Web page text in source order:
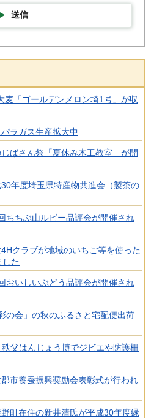
送信
麦「ゴールデンメロン埼1号」が収
ラガス生産拡大中
ばさん祭「夏休み木工教室」が開
年度埼玉県特産物共進会（製茶の
ちちぶ山ルビー品評会が開催され
クラブが地域のいちご等を使った
した
おいしいぶどう品評会が開催され
の会」の秋のふるさと宅配便出荷
父はんじょう博でジビエや防護柵
市養蚕振興奨励会表彰式が行われ
町在住の新井清氏が平成30年度緑